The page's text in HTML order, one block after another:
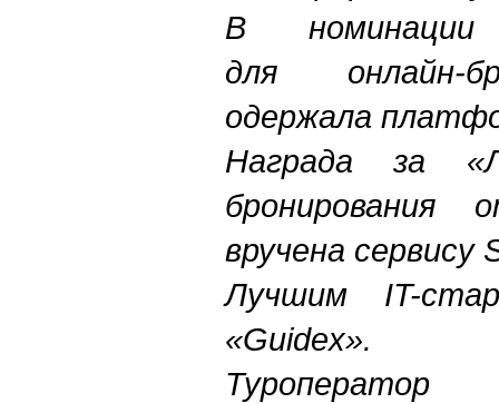
В
для онлайн-
одержала
Награда за
бронирования
вручена сервису
Лучшим IT-
«Guidex».